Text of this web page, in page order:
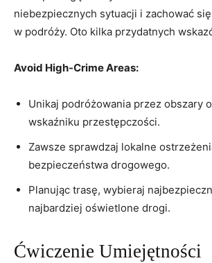
niebezpiecznych sytuacji i ‍zachować⁢
w podróży. Oto kilka przydatnych
Avoid High-Crime⁤ Areas:
Unikaj podróżowania​ przez ‌obszary
wskaźniku przestępczości.
Zawsze sprawdzaj lokalne
bezpieczeństwa drogowego.
Planując trasę, wybieraj‍
najbardziej oświetlone drogi.
Ćwiczenie Umiejętności⁣